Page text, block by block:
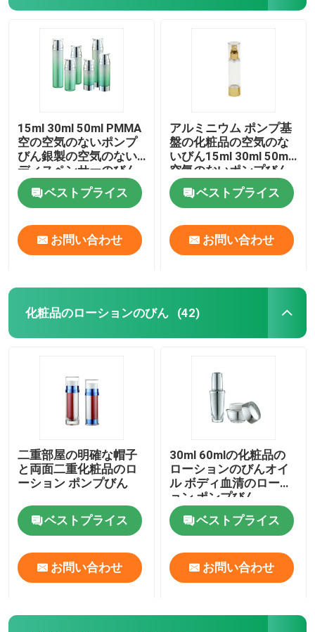
15ml 30ml 50ml PMMA
空の空気のないポンプ
びん銀製の空気のない
ディスペンサーのびん
ベストプライス
お問い合わせ
アルミニウム ポンプ基
盤の化粧品の空気のな
いびん15ml 30ml 50ml
空気のないポンプびん
ベストプライス
お問い合わせ
化粧品のローションのびん (42)
二重部屋の明確な帽子
と両面二重化粧品のロ
ーション ポンプびん
ベストプライス
お問い合わせ
30ml 60mlの化粧品の
ローションのびんオイ
ル ボディ血清のローシ
ョン ポンプびん
ベストプライス
お問い合わせ